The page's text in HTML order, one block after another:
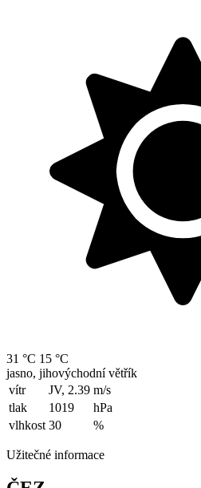
31 °C 15 °C
jasno, jihovýchodní větřík
vítr
JV, 2.39 m/s
tlak
1019
hPa
vlhkost 30 %
Užitečné informace